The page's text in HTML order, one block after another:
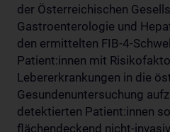
der Österreichischen
Gastroenterologie und
den ermittelten FIB-4-
Patient:innen mit
Lebererkrankungen in die
Gesundenuntersuchung
detektierten Patient:innen
flächendeckend nicht-